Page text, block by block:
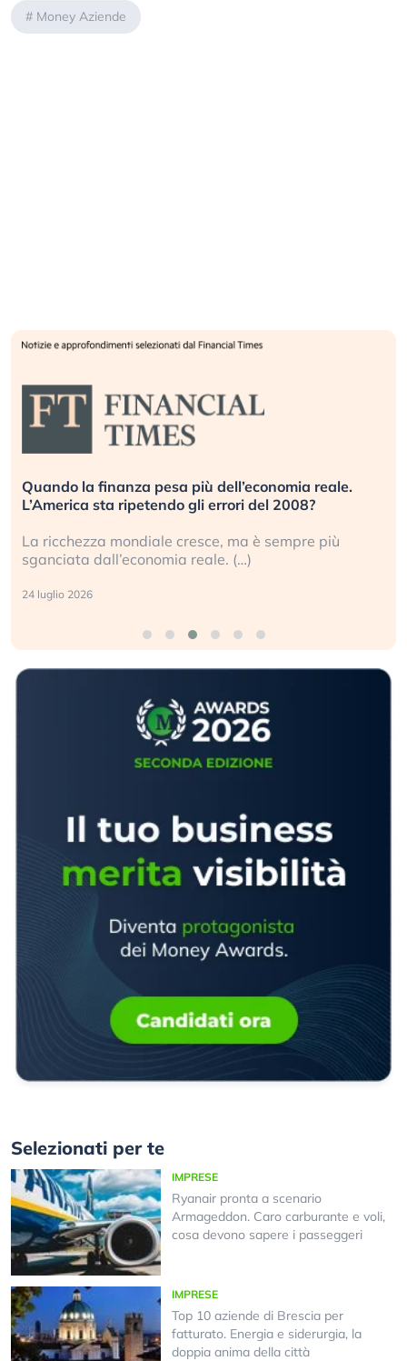
# Money Aziende
Quando la finanza pesa più dell’economia reale.
L’America sta ripetendo gli errori del 2008?
La ricchezza mondiale cresce, ma è sempre più
sganciata dall’economia reale. (…)
24 luglio 2026
Selezionati per te
IMPRESE
Ryanair pronta a scenario
Armageddon. Caro carburante e voli,
cosa devono sapere i passeggeri
IMPRESE
Top 10 aziende di Brescia per
fatturato. Energia e siderurgia, la
doppia anima della città